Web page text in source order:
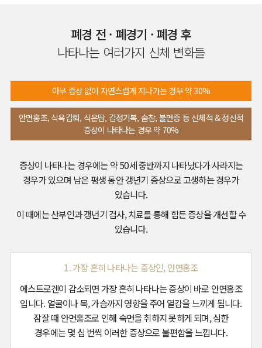
여성의학연구
소
난임연구 및 시
술
커뮤니티
온라인상담
W 난임영상
ENG
폐경 전 · 폐경기 · 폐경 후
나타나는 여러가지 신체 변화들
아무 증상 없이 자연스럽게 지나가는 경우 약 30%
안면홍조, 식욕감퇴, 식은땀, 감정기복, 숨참, 불면증 등 신체적 & 정신적
증상이 나타나는 경우 약 70%
증상이 나타나는 경우에는 약 50세 중반까지 나타났다가 사라지는
경우가 있으며 남은 평생 동안 갱년기 증상으로 고생하는 경우가
있습니다.
이 때에는 산부인과 갱년기 검사, 치료를 통해 힘든 증상을 개선할 수
있습니다.
1. 가장 흔히 나타나는 증상인, 안면홍조
에스트로겐이 감소되면 가장 흔히 나타나는 증상이 바로 안면홍조
입니다. 얼굴이나 목, 가슴까지 영향을 주어 열감을 느끼게 됩니다.
잠잘 때 안면홍조로 인해 숙면을 취하지 못하게 되며, 심한
경우에는 몇 십 번씩 이러한 증상으로 불편함을 느낍니다.